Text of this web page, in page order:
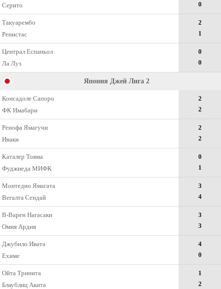
Серито
0
Такуарембо
Ренистас
2
1
Централ Еспаньол
Ла Луз
0
0
Япония Джей Лига 2
Консадоле Сапоро
ФК Имабари
2
2
Ренофа Ямагучи
Иваки
2
2
Каталер Тояма
Фуджиеда МИФК
0
1
Монтедио Ямагата
Вегалта Сендай
3
4
В-Варен Нагасаки
Омия Ардия
3
3
Джубило Ивата
Ехиме
4
0
Ойта Тринита
Блаублиц Акита
1
2